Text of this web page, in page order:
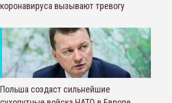
коронавируса вызывают тревогу
Польша создаст сильнейшие